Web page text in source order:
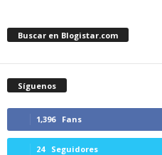
Buscar en Blogistar.com
Síguenos
1,396 Fans
24 Seguidores